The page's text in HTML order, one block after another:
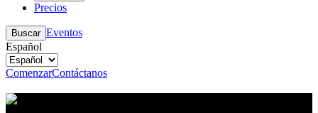
Precios
Buscar Eventos
Español
ComenzarContáctanos
Centro de recursos